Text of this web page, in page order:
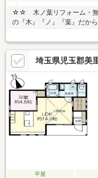
☆☆ 木ノ葉リフォーム・
の『木』『ノ』『葉』だか
ターサービスがついており
ます！内覧時に、無料相談
オウチ探しも、リフォーム
『きつね隊』・『ゴリラ隊
みが、整っています♪／住
っております♪お家のこと
ださい＾＾
埼玉県児玉郡美
平屋